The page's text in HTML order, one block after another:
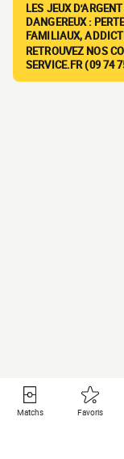
LES JEUX
DANGEREUX :
FAMILIAUX,
RETROUVEZ NOS
SERVICE.FR (09 74
Matchs Favoris